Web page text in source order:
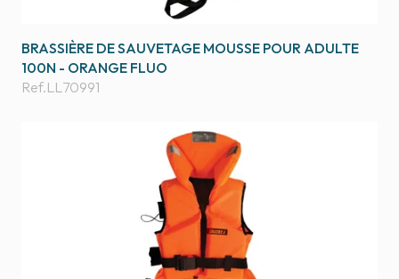
BRASSIÈRE DE SAUVETAGE MOUSSE POUR ADULTE
100N - ORANGE FLUO
Ref.LL70991